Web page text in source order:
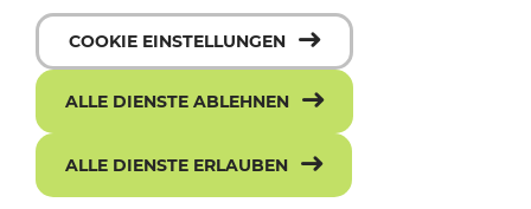
COOKIE EINSTELLUNGEN
ALLE DIENSTE ABLEHNEN
ALLE DIENSTE ERLAUBEN